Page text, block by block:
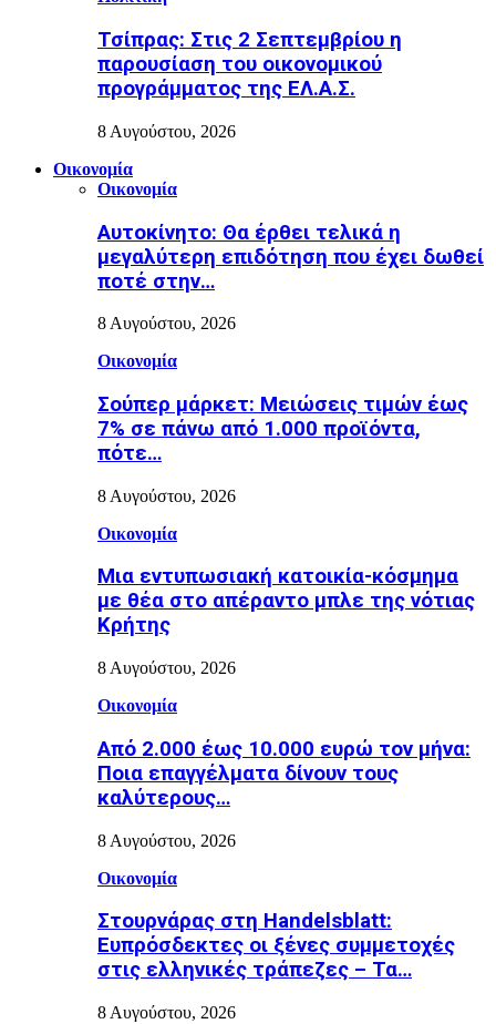
Τσίπρας: Στις 2 Σεπτεμβρίου η
παρουσίαση του οικονομικού
προγράμματος της ΕΛ.Α.Σ.
8 Αυγούστου, 2026
Οικονομία
Οικονομία
Αυτοκίνητο: Θα έρθει τελικά η
μεγαλύτερη επιδότηση που έχει δωθεί
ποτέ στην…
8 Αυγούστου, 2026
Οικονομία
Σούπερ μάρκετ: Μειώσεις τιμών έως
7% σε πάνω από 1.000 προϊόντα,
πότε…
8 Αυγούστου, 2026
Οικονομία
Μια εντυπωσιακή κατοικία-κόσμημα
με θέα στο απέραντο μπλε της νότιας
Κρήτης
8 Αυγούστου, 2026
Οικονομία
Από 2.000 έως 10.000 ευρώ τον μήνα:
Ποια επαγγέλματα δίνουν τους
καλύτερους…
8 Αυγούστου, 2026
Οικονομία
Στουρνάρας στη Handelsblatt:
Ευπρόσδεκτες οι ξένες συμμετοχές
στις ελληνικές τράπεζες – Τα…
8 Αυγούστου, 2026